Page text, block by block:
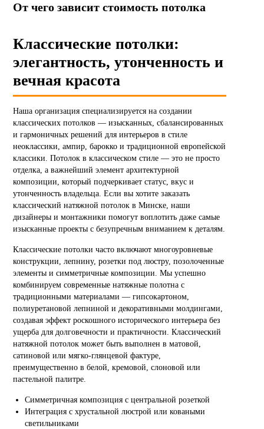
От чего зависит стоимость потолка
Классические потолки:
элегантность, утонченность и
вечная красота
Наша организация специализируется на создании
классических потолков — изысканных, сбалансированных
и гармоничных решений для интерьеров в стиле
неоклассики, ампир, барокко и традиционной европейской
классики. Потолок в классическом стиле — это не просто
отделка, а важнейший элемент архитектурной
композиции, который подчеркивает статус, вкус и
утонченность владельца. Если вы хотите заказать
классический натяжной потолок в Минске, наши
дизайнеры и монтажники помогут воплотить даже самые
изысканные проекты с безупречным вниманием к деталям.
Классические потолки часто включают многоуровневые
конструкции, лепнину, розетки под люстру, позолоченные
элементы и симметричные композиции. Мы успешно
комбинируем современные натяжные полотна с
традиционными материалами — гипсокартоном,
полиуретановой лепниной и декоративными молдингами,
создавая эффект роскошного исторического интерьера без
ущерба для долговечности и практичности. Классический
натяжной потолок может быть выполнен в матовой,
сатиновой или мягко-глянцевой фактуре,
преимущественно в белой, кремовой, слоновой или
пастельной палитре.
Симметричная композиция с центральной розеткой
Интеграция с хрустальной люстрой или коваными
светильниками